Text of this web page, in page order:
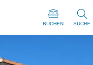
BUCHEN SUCHE